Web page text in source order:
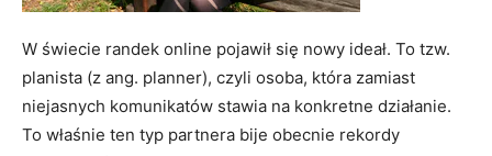
W świecie randek online pojawił się nowy ideał. To tzw.
planista (z ang. planner), czyli osoba, która zamiast
niejasnych komunikatów stawia na konkretne działanie.
To właśnie ten typ partnera bije obecnie rekordy